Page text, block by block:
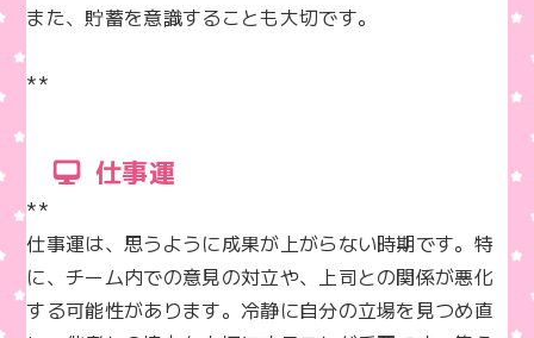
また、貯蓄を意識することも大切です。
**
仕事運
**
仕事運は、思うように成果が上がらない時期です。特
に、チーム内での意見の対立や、上司との関係が悪化
する可能性があります。冷静に自分の立場を見つめ直